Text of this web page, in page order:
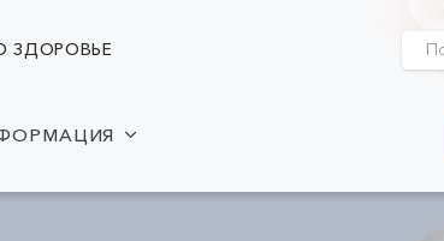
Клайпеда
ЗДОРОВЬЕ